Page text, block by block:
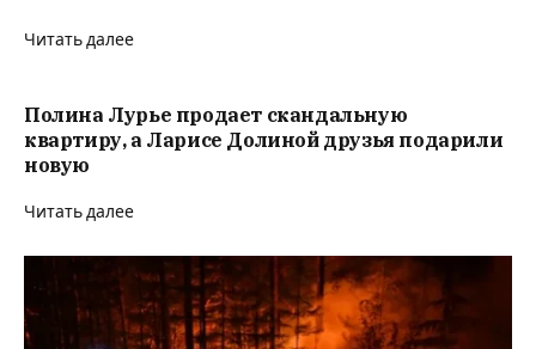
Читать далее
Полина Лурье продает скандальную
квартиру, а Ларисе Долиной друзья подарили
новую
Читать далее